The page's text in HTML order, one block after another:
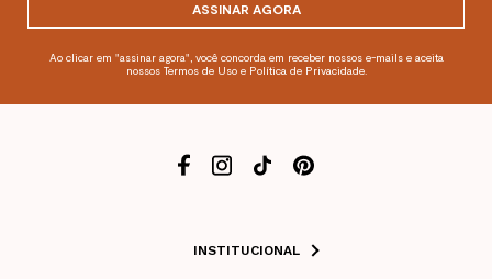
ASSINAR AGORA
Ao clicar em "assinar agora", você concorda em receber nossos e-mails e aceita
nossos Termos de Uso e Política de Privacidade.
INSTITUCIONAL